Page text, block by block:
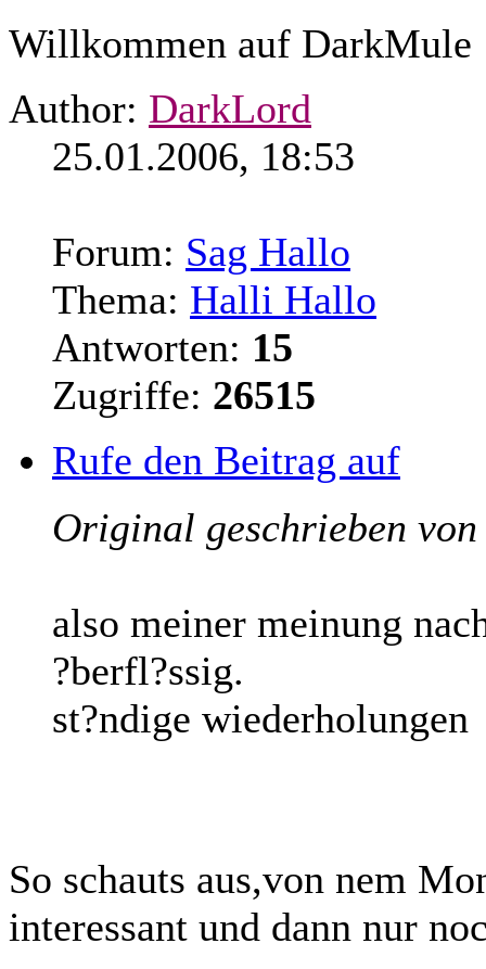
Willkommen auf DarkMule
Author: DarkLord
25.01.2006, 18:53
Forum: Sag Hallo
Thema: Halli Hallo
Antworten: 15
Zugriffe: 26515
Rufe den Beitrag auf
Original geschrieben von
also meiner meinung
?berfl?ssig.
st?ndige wiederholungen
So schauts aus,von nem
interessant und dann nur